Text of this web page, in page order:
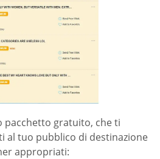
pacchetto gratuito, che ti
al tuo pubblico di destinazione
appropriati: